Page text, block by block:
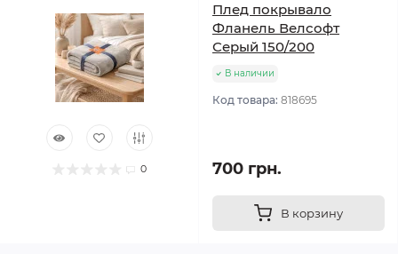
0
Плед покрывало
Фланель Велсофт
Серый 150/200
В наличии
Код товара: 818695
700 грн.
В корзину